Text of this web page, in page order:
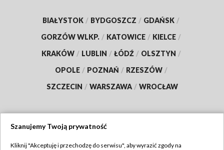
BIAŁYSTOK / BYDGOSZCZ / GDAŃSK /
GORZÓW WLKP. / KATOWICE / KIELCE /
KRAKÓW / LUBLIN / ŁÓDŹ / OLSZTYN /
OPOLE / POZNAŃ / RZESZÓW /
SZCZECIN / WARSZAWA / WROCŁAW
Szanujemy Twoją prywatność
Kliknij "Akceptuję i przechodzę do serwisu", aby wyrazić zgody na